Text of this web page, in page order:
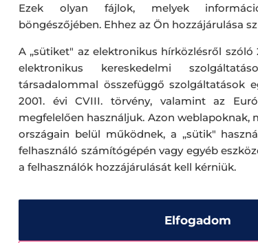
Üzletek Akciók
Rólunk
Ezek olyan fájlok, melyek
böngészőjében. Ehhez az Ön hozzájárulása
A „sütiket" az elektronikus hírközlésről szóló
elektronikus kereskedelmi
társadalommal összefüggő szolgáltatások
2001. évi CVIII. törvény, valamint az
megfelelően használjuk. Azon weblapoknak,
országain belül működnek, a „sütik"
felhasználó számítógépén vagy egyéb
a felhasználók hozzájárulását kell kérniük.
Elfogadom